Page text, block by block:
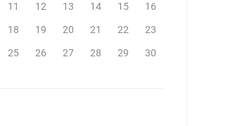
11 12 13 14 15 16
18 19 20 21 22 23
25 26 27 28 29 30